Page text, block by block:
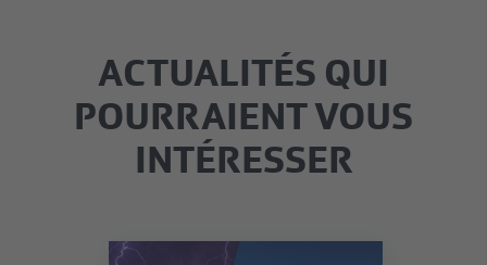
ACTUALITÉS QUI
POURRAIENT VOUS
INTÉRESSER